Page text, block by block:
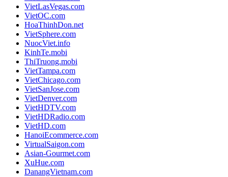
VietLasVegas.com
VietOC.com
HoaThinhDon.net
VietSphere.com
NuocViet.info
KinhTe.mobi
ThiTruong.mobi
VietTampa.com
VietChicago.com
VietSanJose.com
VietDenver.com
VietHDTV.com
VietHDRadio.com
VietHD.com
HanoiEcommerce.com
VirtualSaigon.com
Asian-Gourmet.com
XuHue.com
DanangVietnam.com